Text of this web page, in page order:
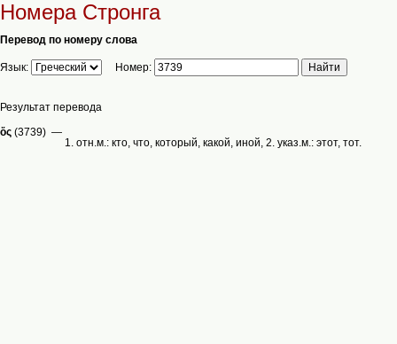
Номера Стронга
Перевод по номеру слова
Язык: Номер:
Результат перевода
ὅς (3739) —
1. отн.м.: кто, что, который, какой, иной, 2. указ.м.: этот, тот.